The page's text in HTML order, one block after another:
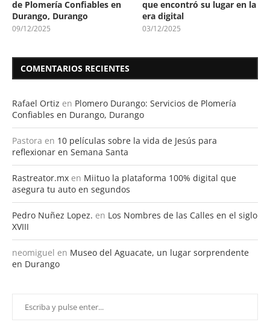
de Plomería Confiables en
Durango, Durango
09/12/2025
que encontró su lugar en la
era digital
03/12/2025
COMENTARIOS RECIENTES
Rafael Ortiz en Plomero Durango: Servicios de Plomería
Confiables en Durango, Durango
Pastora en 10 películas sobre la vida de Jesús para
reflexionar en Semana Santa
Rastreator.mx en Miituo la plataforma 100% digital que
asegura tu auto en segundos
Pedro Nuñez Lopez. en Los Nombres de las Calles en el siglo
XVIII
neomiguel en Museo del Aguacate, un lugar sorprendente
en Durango